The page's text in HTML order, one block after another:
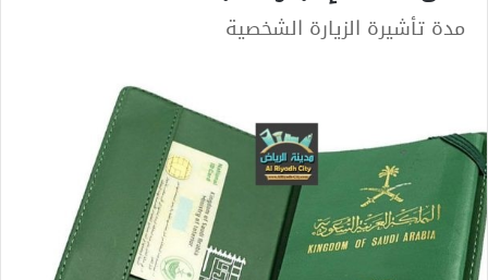
مدة تأشيرة الزيارة الشخصية